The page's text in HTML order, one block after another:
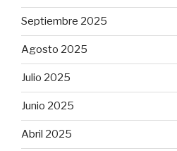
Septiembre 2025
Agosto 2025
Julio 2025
Junio 2025
Abril 2025